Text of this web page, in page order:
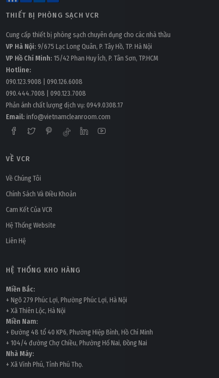
THIẾT BỊ PHÒNG SẠCH VCR
Cung cấp thiết bị phòng sạch chuyên dụng cho các nhà thầu
VP Hà Nội: 9/675 Lạc Long Quân, P. Tây Hồ, TP. Hà Nội
VP Hồ Chí Minh: 15/42 Phan Huy Ích, P. Tân Sơn, TP.HCM
Hotline:
090.123.9008
090.126.6008
090.444.7008
090.123.7008
Phản ánh chất lượng dịch vụ: 0949.0308.17
Email: info@vietnamcleanroom.com
VỀ VCR
Về Chúng Tôi
Chính Sách Và Điều Khoản
Cam Kết Của VCR
Hệ Thống Website
Liên Hệ
HỆ THỐNG KHO HÀNG
Miền Bắc:
+ Ngõ 279 Phúc Lợi, Phường Phúc Lợi, Hà Nội
+ Xã Thiên Lộc, Hà Nội
Miền Nam:
+ Đường 48 tổ 40 KP6, Phường Hiệp Bình, Hồ Chí Minh
+ 104/4 đường Chợ Chiều, Phường Hố Nai, Đồng Nai
Nhà Máy:
+ Xã Vĩnh Phú, Tỉnh Phú Thọ.